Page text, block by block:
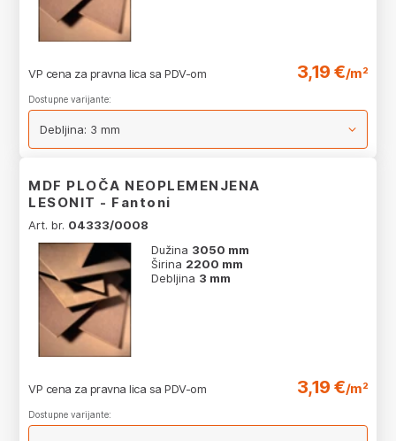
VP cena za pravna lica sa PDV-om 3,19 €/m²
Dostupne varijante:
MDF PLOČA NEOPLEMENJENA
LESONIT - Fantoni
Art. br. 04333/0008
Dužina 3050 mm
Širina 2200 mm
Debljina 3 mm
VP cena za pravna lica sa PDV-om 3,19 €/m²
Dostupne varijante: